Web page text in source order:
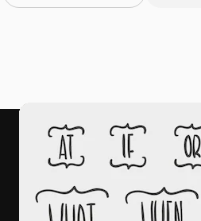
Vídeos
Clipes de vídeo
Animações
Modelos de vídeos
Fontes
A plataforma criativa